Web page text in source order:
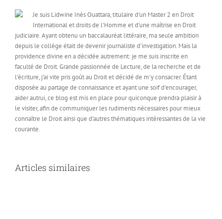
Je suis Lidwine Inès Ouattara, titulaire d'un Master 2 en Droit
International et droits de l'Homme et d'une maîtrise en Droit
judiciaire. Ayant obtenu un baccalauréat littéraire, ma seule ambition
depuis le collège était de devenir journaliste d'investigation. Mais la
providence divine en a décidée autrement: je me suis inscrite en
faculté de Droit. Grande passionnée de Lecture, de la recherche et de
l'écriture, j'ai vite pris goût au Droit et décidé de m'y consacrer. Étant
disposée au partage de connaissance et ayant une soif d'encourager,
aider autrui, ce blog est mis en place pour quiconque prendra plaisir à
le visiter, afin de communiquer les rudiments nécessaires pour mieux
connaître le Droit ainsi que d'autres thématiques intéressantes de la vie
courante.
Articles similaires